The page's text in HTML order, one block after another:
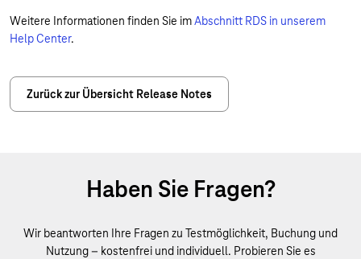
Weitere Informationen finden Sie imAbschnitt RDS in unserem
Help Center.
Zurück zur Übersicht Release Notes
Haben Sie Fragen?
Wir beantworten Ihre Fragen zu Testmöglichkeit, Buchung und
Nutzung – kostenfrei und individuell. Probieren Sie es